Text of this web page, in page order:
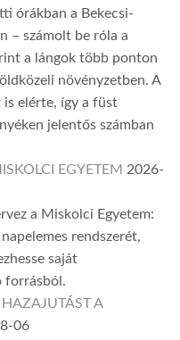
órákban a Bekecsi-
– számolt be róla a
a lángok több ponton
növényzetben. A
elérte, így a füst
jelentős számban
EGYETEM 2026-
a Miskolci Egyetem:
rendszerét,
saját
forrásból.
A
06